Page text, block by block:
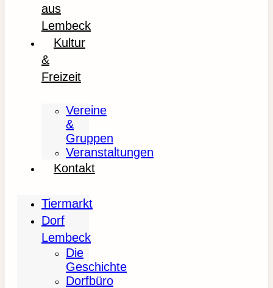
aus
Lembeck
Kultur
&
Freizeit
Vereine
&
Gruppen
Veranstaltungen
Kontakt
Tiermarkt
Dorf
Lembeck
Die
Geschichte
Dorfbüro